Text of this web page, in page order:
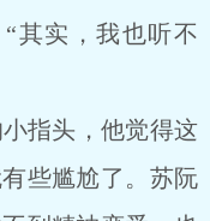
实，我也听不
指头，他觉得这
些尴尬了。苏阮